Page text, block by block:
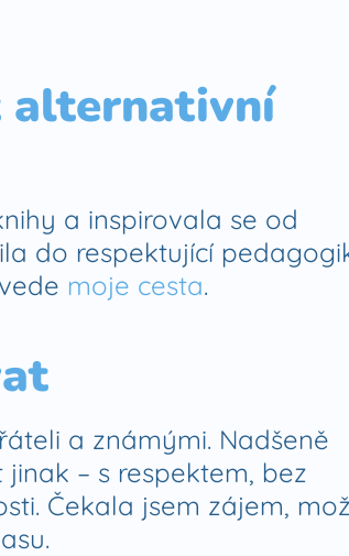
alternativní
a inspirovala se od
do respektující
moje cesta.
a známými. Nadšeně
– s respektem, bez
Čekala jsem zájem,